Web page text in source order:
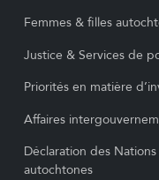
Femmes & filles
Justice & Services de
Priorités en matière
Affaires
Déclaration des
autochtones